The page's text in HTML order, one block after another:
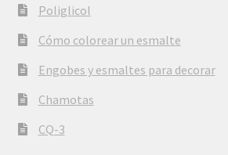
Poliglicol
Cómo colorear un esmalte
Engobes y esmaltes para decorar
Chamotas
CQ-3